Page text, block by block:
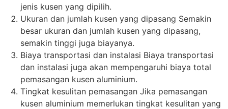
jenis kusen yang dipilih.
Ukuran dan jumlah kusen yang dipasang Semakin
besar ukuran dan jumlah kusen yang dipasang,
semakin tinggi juga biayanya.
Biaya transportasi dan instalasi Biaya transportasi
dan instalasi juga akan mempengaruhi biaya total
pemasangan kusen aluminium.
Tingkat kesulitan pemasangan Jika pemasangan
kusen aluminium memerlukan tingkat kesulitan yang